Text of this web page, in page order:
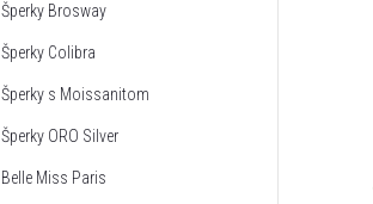
Šperky Brosway
Šperky Colibra
Šperky s Moissanitom
Šperky ORO Silver
Belle Miss Paris